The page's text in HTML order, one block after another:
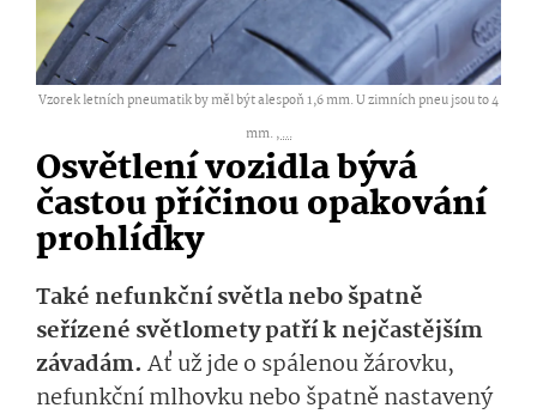
Vzorek letních pneumatik by měl být alespoň 1,6 mm. U zimních pneu jsou to 4
mm. ,...
Osvětlení vozidla bývá
častou příčinou opakování
prohlídky
Také nefunkční světla nebo špatně
seřízené světlomety patří k nejčastějším
závadám. Ať už jde o spálenou žárovku,
nefunkční mlhovku nebo špatně nastavený